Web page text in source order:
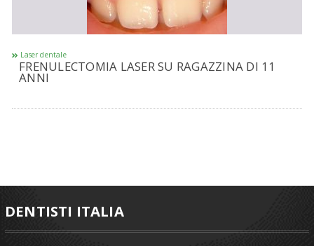
Laser dentale
FRENULECTOMIA LASER SU RAGAZZINA DI 11
ANNI
DENTISTI ITALIA